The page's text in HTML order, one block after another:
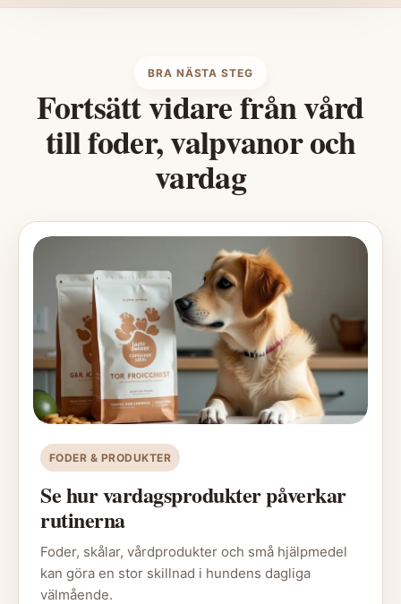
BRA NÄSTA STEG
Fortsätt vidare från vård
till foder, valpvanor och
vardag
FODER & PRODUKTER
Se hur vardagsprodukter påverkar
rutinerna
Foder, skålar, vårdprodukter och små hjälpmedel
kan göra en stor skillnad i hundens dagliga
välmående.